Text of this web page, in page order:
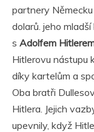
partnery
dolarů. jeho
s Adolfem
Hitlerovu nástupu
díky kartelům a
Oba bratři
Hitlera. Jejich
upevnily, když